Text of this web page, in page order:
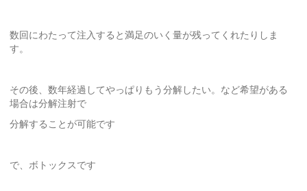
数回にわたって注入すると満足のいく量が残ってくれたりしま
す。
その後、数年経過してやっぱりもう分解したい。など希望がある
場合は分解注射で
分解することが可能です
で、ボトックスです